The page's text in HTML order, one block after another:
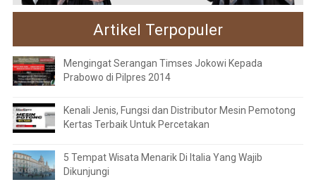
Artikel Terpopuler
Mengingat Serangan Timses Jokowi Kepada
Prabowo di Pilpres 2014
Kenali Jenis, Fungsi dan Distributor Mesin Pemotong
Kertas Terbaik Untuk Percetakan
5 Tempat Wisata Menarik Di Italia Yang Wajib
Dikunjungi